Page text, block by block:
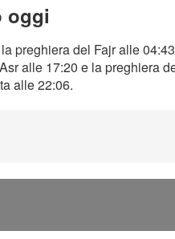
oggi
preghiera del Fajr alle
alle 17:20 e la preghiera
alle 22:06.